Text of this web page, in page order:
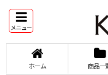
メニュー
ホーム 商品一